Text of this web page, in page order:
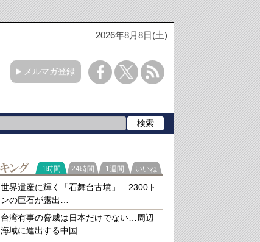
2026年8月8日(土)
メルマガ登録
ランキング
1時間 24時間 1週間 いいね
世界遺産に輝く「石舞台古墳」 2300ト
ンの巨石が露出…
台湾有事の脅威は日本だけでない…周辺
海域に進出する中国…